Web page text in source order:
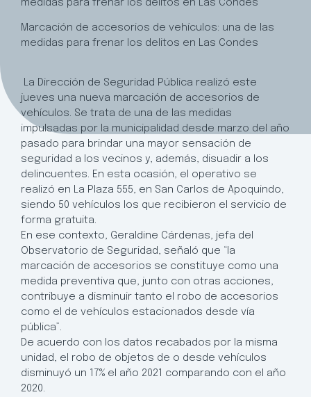
Marcación de accesorios de vehículos: una de las
medidas para frenar los delitos en Las Condes
La Dirección de Seguridad Pública realizó este
jueves una nueva marcación de accesorios de
vehículos. Se trata de una de las medidas
impulsadas por la municipalidad desde marzo del año
pasado para brindar una mayor sensación de
seguridad a los vecinos y, además, disuadir a los
delincuentes. En esta ocasión, el operativo se
realizó en La Plaza 555, en San Carlos de Apoquindo,
siendo 50 vehículos los que recibieron el servicio de
forma gratuita.
En ese contexto, Geraldine Cárdenas, jefa del
Observatorio de Seguridad, señaló que “la
marcación de accesorios se constituye como una
medida preventiva que, junto con otras acciones,
contribuye a disminuir tanto el robo de accesorios
como el de vehículos estacionados desde vía
pública”.
De acuerdo con los datos recabados por la misma
unidad, el robo de objetos de o desde vehículos
disminuyó un 17% el año 2021 comparando con el año
2020.